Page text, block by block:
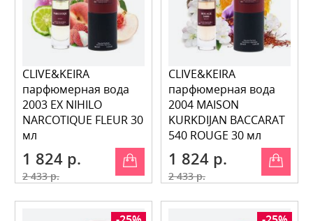
CLIVE&KEIRA
парфюмерная вода
2003 EX NIHILO
NARCOTIQUE FLEUR 30
мл
1 824 р.
2 433 р.
CLIVE&KEIRA
парфюмерная вода
2004 MAISON
KURKDIJAN BACCARAT
540 ROUGE 30 мл
1 824 р.
2 433 р.